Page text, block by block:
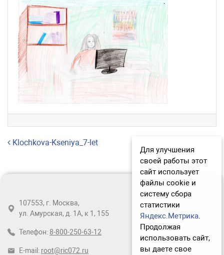
Навигация по записям
Klochkova-Kseniya_7-let
107553, г. Москва,
ул. Амурская, д. 1А, к 1, 155
Телефон: 8-800-250-63-12
E-mail: root@ric072.ru
Для улучшения
своей работы этот
сайт использует
файлы cookie и
систему сбора
статистики
Яндекс.Метрика.
Продолжая
использовать сайт,
вы даете свое